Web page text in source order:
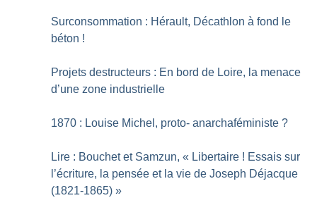
Surconsommation : Hérault, Décathlon à fond le
béton !
Projets destructeurs : En bord de Loire, la menace
d’une zone industrielle
1870 : Louise Michel, proto- anarchaféministe ?
Lire : Bouchet et Samzun, « Libertaire ! Essais sur
l’écriture, la pensée et la vie de Joseph Déjacque
(1821-1865) »